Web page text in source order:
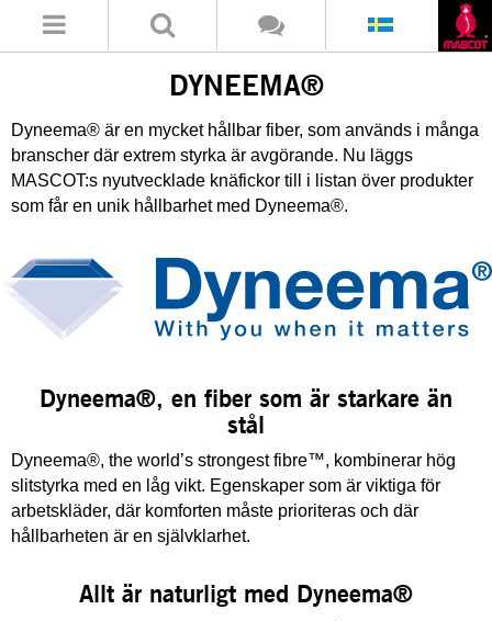
DYNEEMA®
Dyneema® är en mycket hållbar fiber, som används i många
branscher där extrem styrka är avgörande. Nu läggs
MASCOT:s nyutvecklade knäfickor till i listan över produkter
som får en unik hållbarhet med Dyneema®.
Dyneema®, en fiber som är starkare än
stål
Dyneema®, the world’s strongest fibre™, kombinerar hög
slitstyrka med en låg vikt. Egenskaper som är viktiga för
arbetskläder, där komforten måste prioriteras och där
hållbarheten är en självklarhet.
Allt är naturligt med Dyneema®